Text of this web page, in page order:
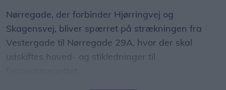
Nørregade, der forbinder Hjørringvej og
Skagensvej, bliver spærret på strækningen fra
Vestergade til Nørregade 29A, hvor der skal
udskiftes hoved- og stikledninger til